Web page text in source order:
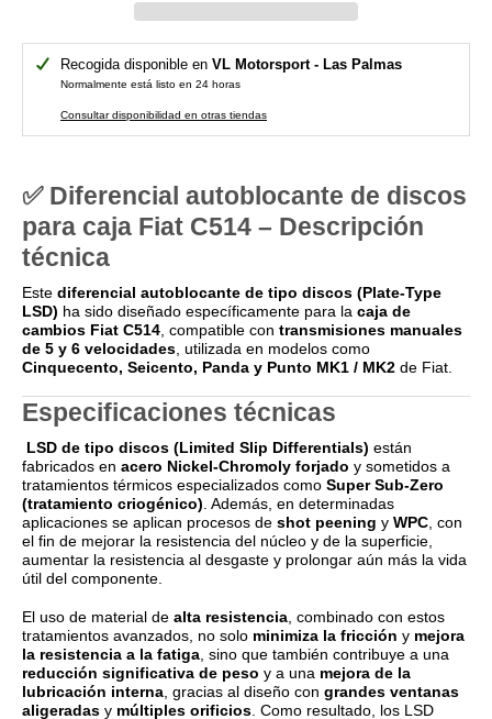
Recogida disponible en VL Motorsport - Las Palmas
Normalmente está listo en 24 horas
Consultar disponibilidad en otras tiendas
✅ Diferencial autoblocante de discos
para caja Fiat C514 – Descripción
técnica
Este diferencial autoblocante de tipo discos (Plate-Type
LSD) ha sido diseñado específicamente para la caja de
cambios Fiat C514 , compatible con transmisiones manuales
de 5 y 6 velocidades , utilizada en modelos como
Cinquecento, Seicento, Panda y Punto MK1 / MK2 de Fiat
Especificaciones técnicas
LSD de tipo discos (Limited Slip Differentials) están
fabricados en acero Nickel-Chromoly forjado y sometidos a
tratamientos térmicos especializados como Super Sub-Zero
(tratamiento criogénico) . Además, en determinadas
aplicaciones se aplican procesos de shot peening y WPC , con
el fin de mejorar la resistencia del núcleo y de la superficie,
aumentar la resistencia al desgaste y prolongar aún más la vida
útil del componente.
El uso de material de alta resistencia , combinado con estos
tratamientos avanzados, no solo minimiza la fricción y mejora
la resistencia a la fatiga , sino que también contribuye a una
reducción significativa de peso y a una mejora de la
lubricación interna , gracias al diseño con grandes ventanas
aligeradas y múltiples orificios . Como resultado, los LSD